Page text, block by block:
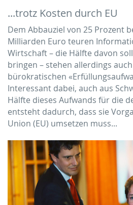
...trotz Kosten durch EU
Dem Abbauziel von 25 Prozent
Milliarden Euro teuren
Wirtschaft – die Hälfte davon
bringen – stehen allerdings
bürokratischen
Interessant dabei, auch aus
Hälfte dieses Aufwands für die
entsteht dadurch, dass sie
Union (EU) umsetzen muss...